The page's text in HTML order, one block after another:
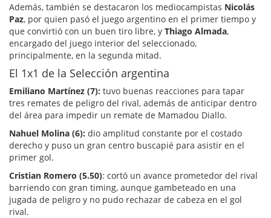
Además, también se destacaron los mediocampistas Nicolás
Paz, por quien pasó el juego argentino en el primer tiempo y
que convirtió con un buen tiro libre, y Thiago Almada,
encargado del juego interior del seleccionado,
principalmente, en la segunda mitad.
El 1x1 de la Selección argentina
Emiliano Martínez (7): tuvo buenas reacciones para tapar
tres remates de peligro del rival, además de anticipar dentro
del área para impedir un remate de Mamadou Diallo.
Nahuel Molina (6): dio amplitud constante por el costado
derecho y puso un gran centro buscapié para asistir en el
primer gol.
Cristian Romero (5.50): cortó un avance prometedor del rival
barriendo con gran timing, aunque gambeteado en una
jugada de peligro y no pudo rechazar de cabeza en el gol
rival.